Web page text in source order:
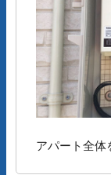
アパート全体